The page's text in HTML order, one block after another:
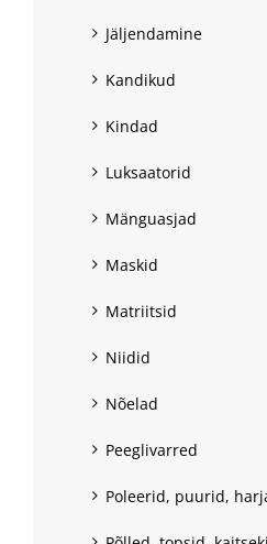
Jäljendamine
Kandikud
Kindad
Luksaatorid
Mänguasjad
Maskid
Matriitsid
Niidid
Nõelad
Peeglivarred
Poleerid, puurid,